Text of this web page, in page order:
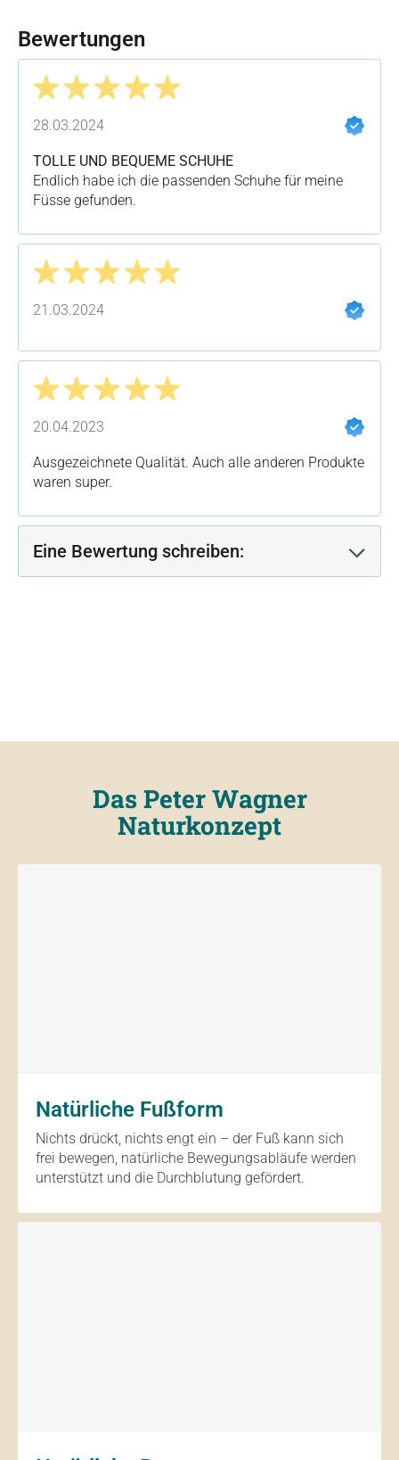
Bewertungen
28.03.2024
TOLLE UND BEQUEME SCHUHE
Endlich habe ich die passenden Schuhe für meine
Füsse gefunden.
21.03.2024
20.04.2023
Ausgezeichnete Qualität. Auch alle anderen Produkte
waren super.
Eine Bewertung schreiben:
Das Peter Wagner
Naturkonzept
Natürliche Fußform
Nichts drückt, nichts engt ein – der Fuß kann sich
frei bewegen, natürliche Bewegungsabläufe werden
unterstützt und die Durchblutung gefördert.